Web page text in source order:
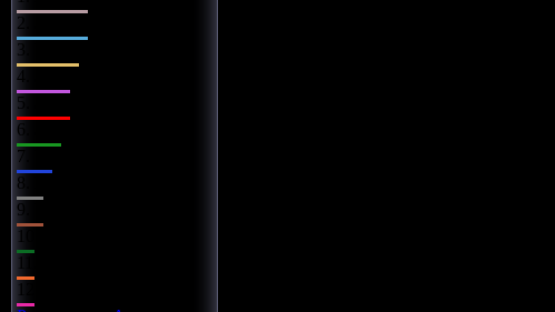
2.
3.
4.
5.
6.
7.
8.
9.